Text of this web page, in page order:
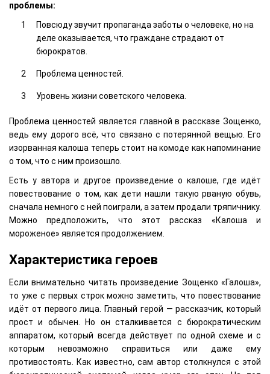
проблемы:
Повсюду звучит пропаганда заботы о человеке, но на
деле оказывается, что граждане страдают от
бюрократов.
Проблема ценностей.
Уровень жизни советского человека.
Проблема ценностей является главной в рассказе Зощенко,
ведь ему дорого всё, что связано с потерянной вещью. Его
изорванная калоша теперь стоит на комоде как напоминание
о том, что с ним произошло.
Есть у автора и другое произведение о калоше, где идёт
повествование о том, как дети нашли такую рваную обувь,
сначала немного с ней поиграли, а затем продали тряпичнику.
Можно предположить, что этот рассказ «Калоша и
мороженое» является продолжением.
Характеристика героев
Если внимательно читать произведение Зощенко «Галоша»,
то уже с первых строк можно заметить, что повествование
идёт от первого лица. Главный герой — рассказчик, который
прост и обычен. Но он сталкивается с бюрократическим
аппаратом, который всегда действует по одной схеме и с
которым невозможно справиться или даже ему
противостоять. Как известно, сам автор столкнулся с этой